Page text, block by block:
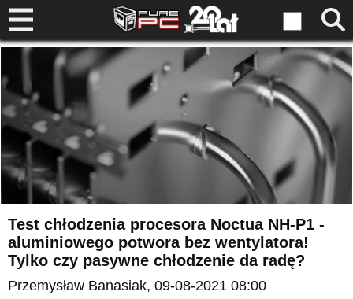
Test chłodzenia procesora Noctua NH-P1 -
aluminiowego potwora bez wentylatora!
Tylko czy pasywne chłodzenie da radę?
Przemysław Banasiak, 09-08-2021 08:00